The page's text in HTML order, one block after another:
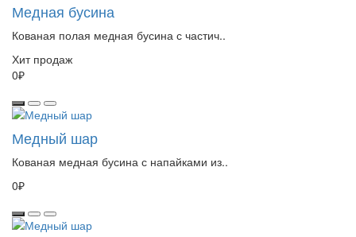
Медная бусина
Кованая полая медная бусина с частич..
Хит продаж
0₽
Медный шар
Кованая медная бусина с напайками из..
0₽